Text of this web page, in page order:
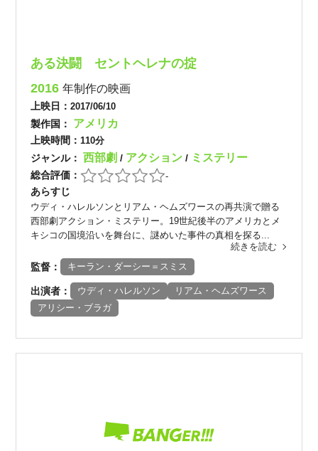
ある決闘 セントヘレナの掟
2016年制作の映画
上映日：2017/06/10
製作国： アメリカ
上映時間： 110分
ジャンル：西部劇/ アクション/ ミステリー
総合評価： -
あらすじ
ウディ・ハレルソンとリアム・ヘムズワースの再共演で贈る
西部劇アクション・ミステリー。19世紀後半のアメリカとメ
キシコの国境沿いを舞台に、謎めいた事件の真相を探る...
続きを読む
監督： キーラン・ダーシー＝スミス
出演者： ウディ・ハレルソン
リアム・ヘムズワース
アリシー・ブラガ